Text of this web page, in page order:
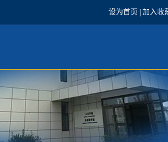
设为首页 加入收